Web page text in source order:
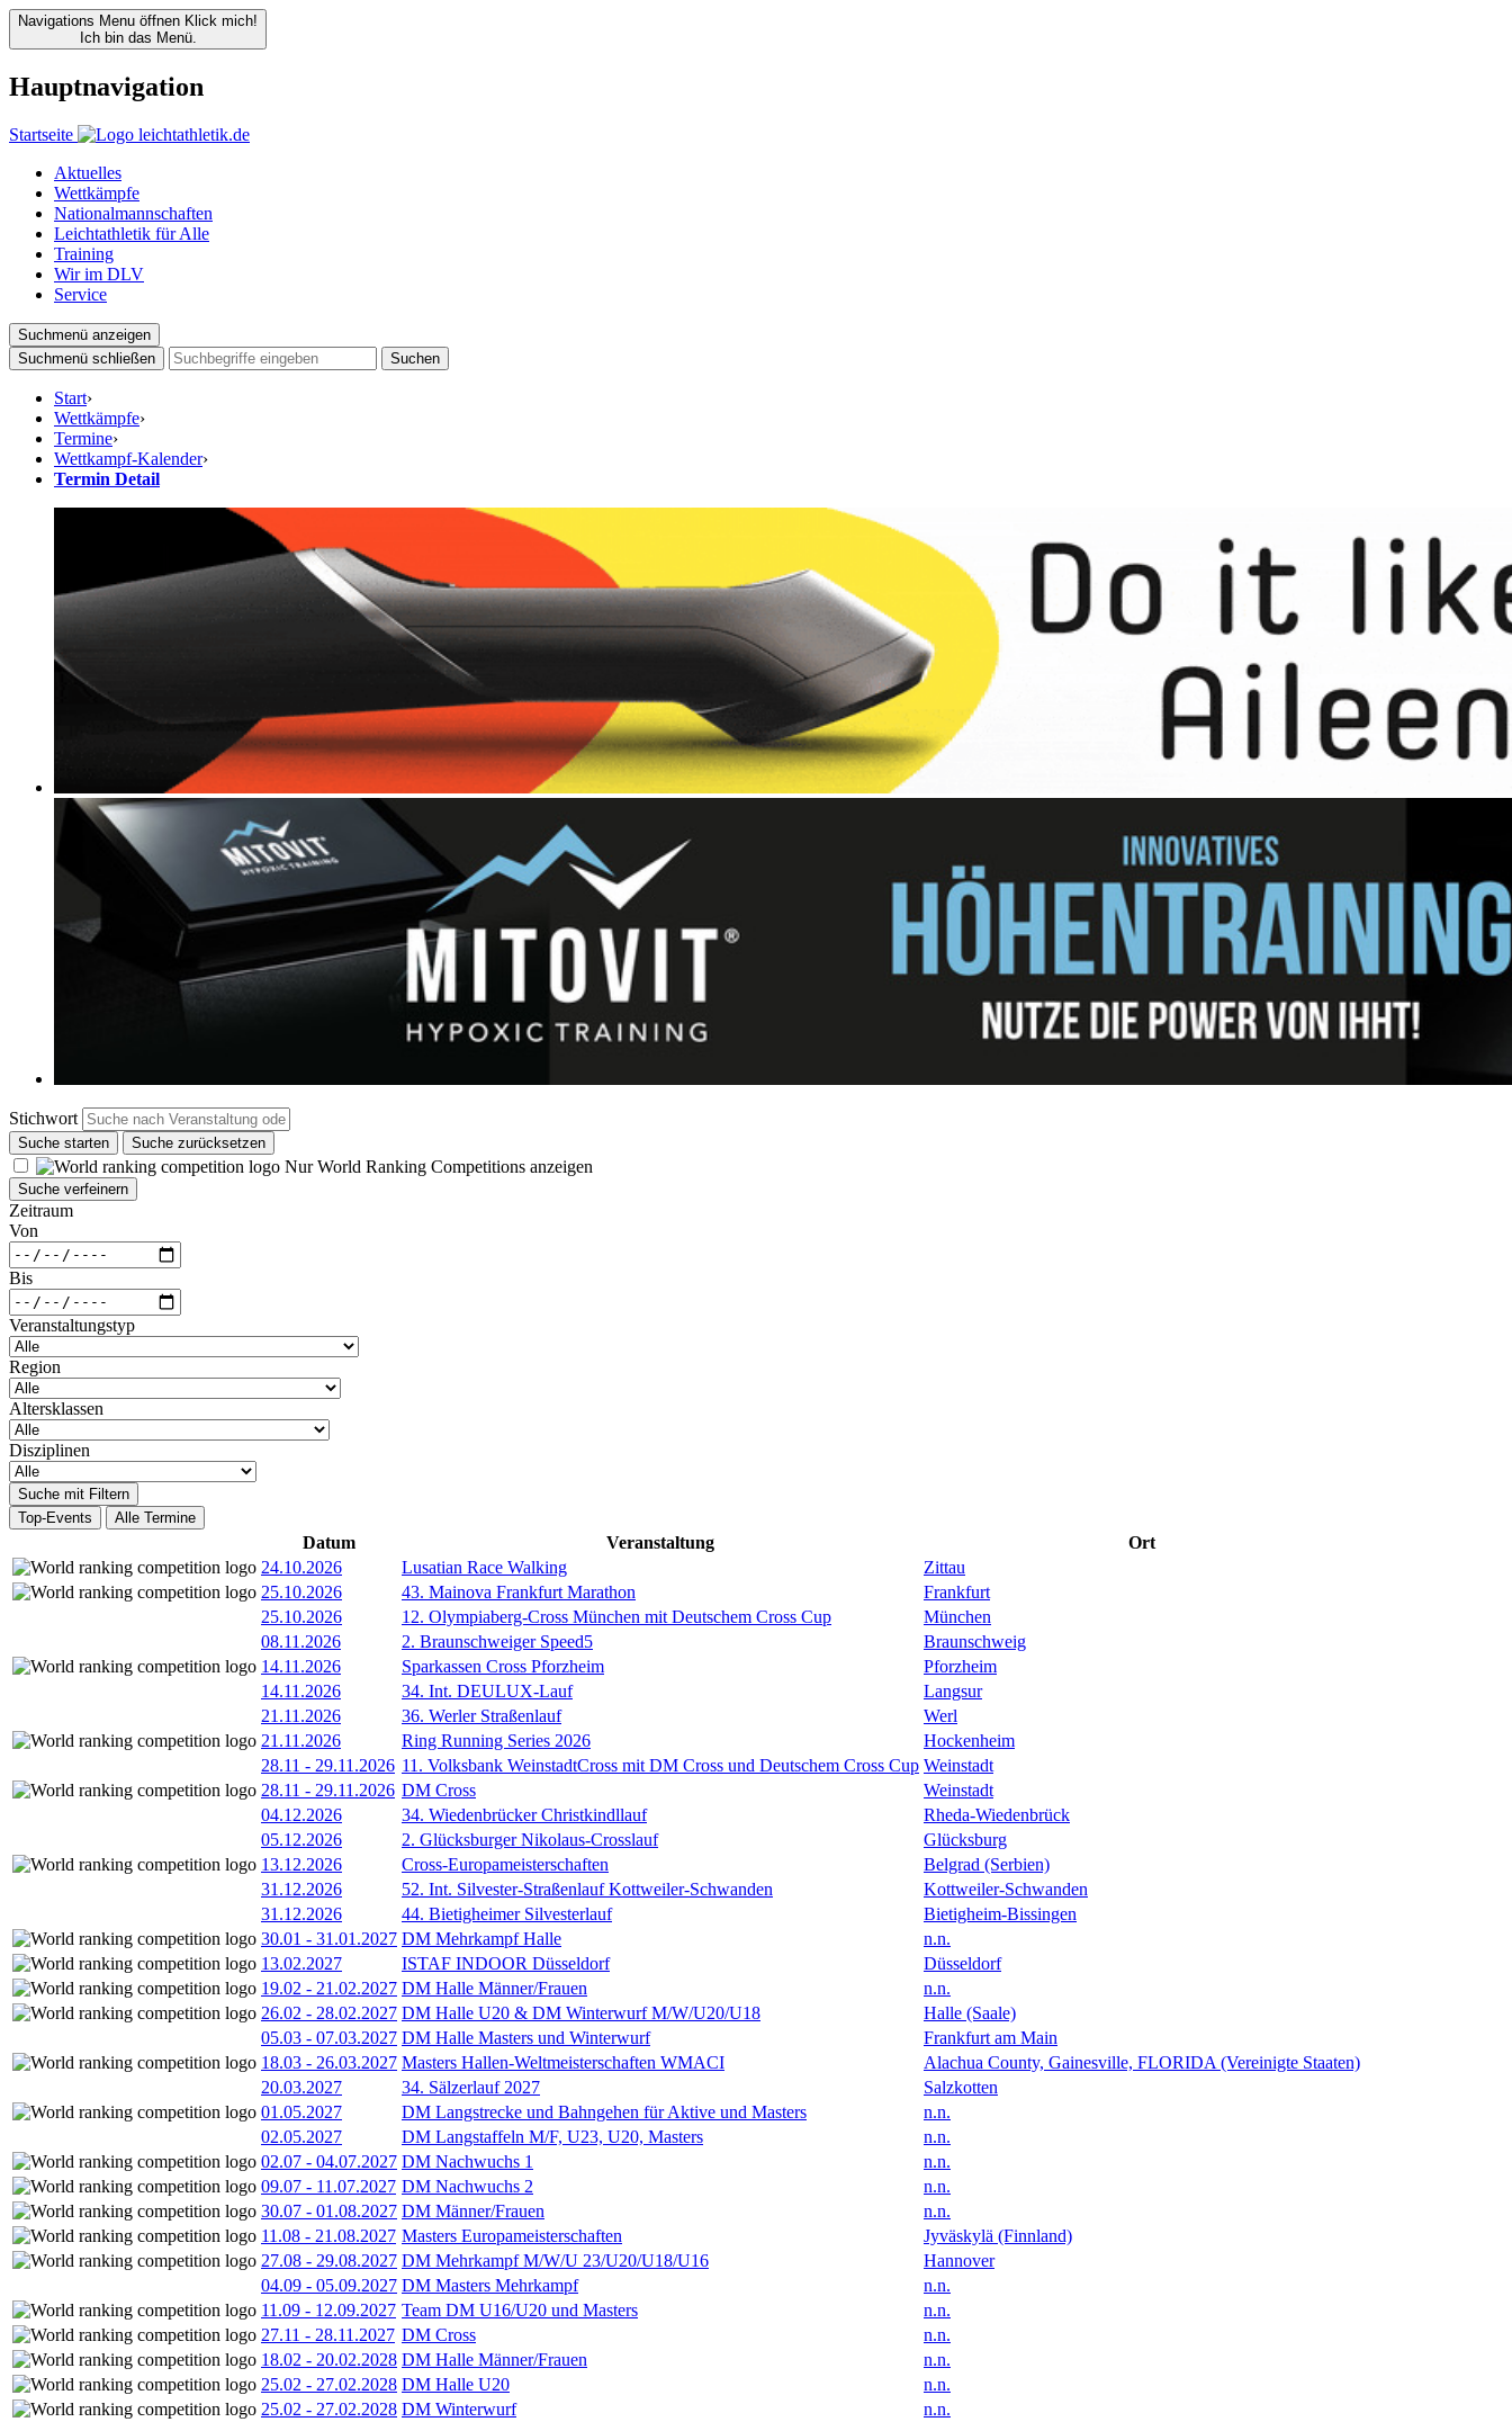
Navigations Menu öffnen Klick mich!
Ich bin das Menü.
Hauptnavigation
Startseite
Aktuelles
Wettkämpfe
Nationalmannschaften
Leichtathletik für Alle
Training
Wir im DLV
Service
Suchmenü anzeigen
Suchmenü schließen
Suchen
Start›
Wettkämpfe›
Termine›
Wettkampf-Kalender›
Termin Detail
Stichwort
Suche starten Suche zurücksetzen
Nur World Ranking Competitions anzeigen
Suche verfeinern
Zeitraum
Von
Bis
Veranstaltungstyp
Region
Altersklassen
Disziplinen
Suche mit Filtern
Top-Events
Alle Termine
Datum Veranstaltung
Ort
24.10.2026
Lusatian Race Walking
Zittau
25.10.2026
43. Mainova Frankfurt Marathon
Frankfurt
25.10.2026
12. Olympiaberg-Cross München mit Deutschem Cross Cup
München
08.11.2026
2. Braunschweiger Speed5
Braunschweig
14.11.2026
Sparkassen Cross Pforzheim
Pforzheim
14.11.2026
34. Int. DEULUX-Lauf
Langsur
21.11.2026
36. Werler Straßenlauf
Werl
21.11.2026
Ring Running Series 2026
Hockenheim
28.11 - 29.11.2026 11. Volksbank WeinstadtCross mit DM Cross und Deutschem Cross Cup Weinstadt
28.11 - 29.11.2026 DM Cross
Weinstadt
04.12.2026
34. Wiedenbrücker Christkindllauf
Rheda-Wiedenbrück
05.12.2026
2. Glücksburger Nikolaus-Crosslauf
Glücksburg
13.12.2026
Cross-Europameisterschaften
Belgrad (Serbien)
31.12.2026
52. Int. Silvester-Straßenlauf Kottweiler-Schwanden
Kottweiler-Schwanden
31.12.2026
44. Bietigheimer Silvesterlauf
Bietigheim-Bissingen
30.01 - 31.01.2027 DM Mehrkampf Halle
n.n.
13.02.2027
ISTAF INDOOR Düsseldorf
Düsseldorf
19.02 - 21.02.2027 DM Halle Männer/Frauen
n.n.
26.02 - 28.02.2027 DM Halle U20 & DM Winterwurf M/W/U20/U18
Halle (Saale)
05.03 - 07.03.2027 DM Halle Masters und Winterwurf
Frankfurt am Main
18.03 - 26.03.2027 Masters Hallen-Weltmeisterschaften WMACI
Alachua County, Gainesville, FLORIDA (Vereinigte Staaten)
20.03.2027
34. Sälzerlauf 2027
Salzkotten
01.05.2027
DM Langstrecke und Bahngehen für Aktive und Masters
n.n.
02.05.2027
DM Langstaffeln M/F, U23, U20, Masters
n.n.
02.07 - 04.07.2027 DM Nachwuchs 1
n.n.
09.07 - 11.07.2027 DM Nachwuchs 2
n.n.
30.07 - 01.08.2027 DM Männer/Frauen
n.n.
11.08 - 21.08.2027 Masters Europameisterschaften
Jyväskylä (Finnland)
27.08 - 29.08.2027 DM Mehrkampf M/W/U 23/U20/U18/U16
Hannover
04.09 - 05.09.2027 DM Masters Mehrkampf
n.n.
11.09 - 12.09.2027 Team DM U16/U20 und Masters
n.n.
27.11 - 28.11.2027 DM Cross
n.n.
18.02 - 20.02.2028 DM Halle Männer/Frauen
n.n.
25.02 - 27.02.2028 DM Halle U20
n.n.
25.02 - 27.02.2028 DM Winterwurf
n.n.